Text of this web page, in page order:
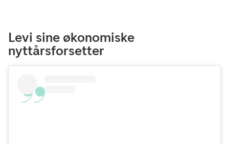
Levi sine økonomiske
nyttårsforsetter